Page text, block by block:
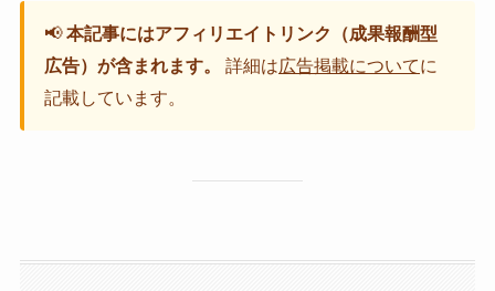
📢本記事にはアフィリエイトリンク（成果報酬型
広告）が含まれます。
詳細は広告掲載についてに
記載しています。